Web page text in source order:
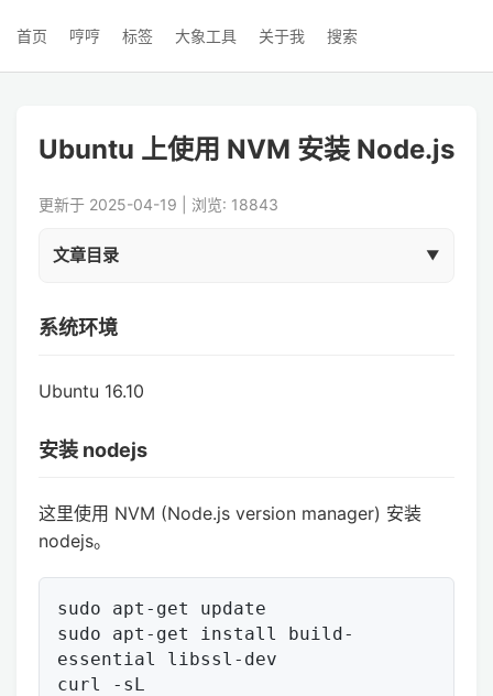
首页 哼哼 标签 大象工具 关于我 搜索
Ubuntu 上使用 NVM 安装 Node.js
更新于 2025-04-19 | 浏览: 18843
文章目录
系统环境
Ubuntu 16.10
安装 nodejs
这里使用 NVM (Node.js version manager) 安装
nodejs。
sudo apt-get update
sudo apt-get install build-
essential libssl-dev
curl -sL